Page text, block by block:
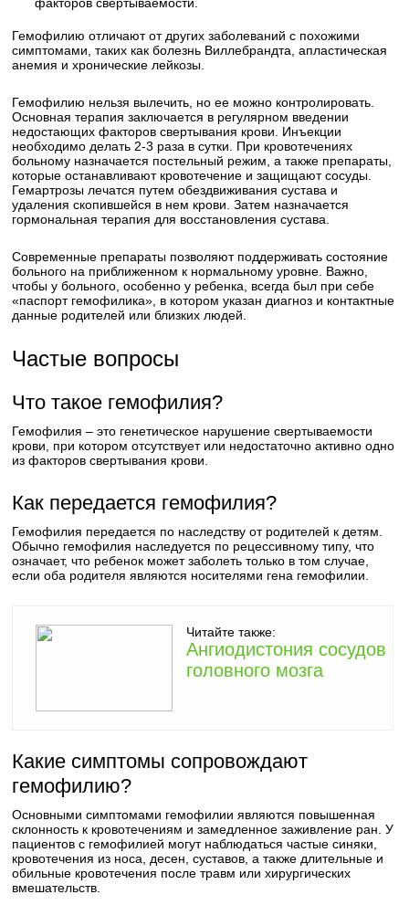
Гемофилию отличают от других заболеваний с похожими
симптомами, таких как болезнь Виллебрандта, апластическая
анемия и хронические лейкозы.
Гемофилию нельзя вылечить, но ее можно контролировать.
Основная терапия заключается в регулярном введении
недостающих факторов свертывания крови. Инъекции
необходимо делать 2-3 раза в сутки. При кровотечениях
больному назначается постельный режим, а также препараты,
которые останавливают кровотечение и защищают сосуды.
Гемартрозы лечатся путем обездвиживания сустава и
удаления скопившейся в нем крови. Затем назначается
гормональная терапия для восстановления сустава.
Современные препараты позволяют поддерживать состояние
больного на приближенном к нормальному уровне. Важно,
чтобы у больного, особенно у ребенка, всегда был при себе
«паспорт гемофилика», в котором указан диагноз и контактные
данные родителей или близких людей.
Частые вопросы
Что такое гемофилия?
Гемофилия – это генетическое нарушение свертываемости
крови, при котором отсутствует или недостаточно активно одно
из факторов свертывания крови.
Как передается гемофилия?
Гемофилия передается по наследству от родителей к детям.
Обычно гемофилия наследуется по рецессивному типу, что
означает, что ребенок может заболеть только в том случае,
если оба родителя являются носителями гена гемофилии.
Читайте также:
Ангиодистония сосудов
головного мозга
Какие симптомы сопровождают
гемофилию?
Основными симптомами гемофилии являются повышенная
склонность к кровотечениям и замедленное заживление ран. У
пациентов с гемофилией могут наблюдаться частые синяки,
кровотечения из носа, десен, суставов, а также длительные и
обильные кровотечения после травм или хирургических
вмешательств.